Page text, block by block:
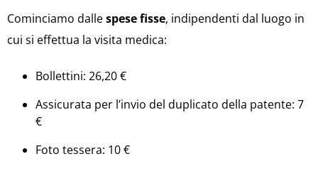
Cominciamo dallespese fisse, indipendenti dal luogo in
cui si effettua la visita medica:
Bollettini: 26,20 €
Assicurata per l’invio del duplicato della patente: 7
€
Foto tessera: 10 €